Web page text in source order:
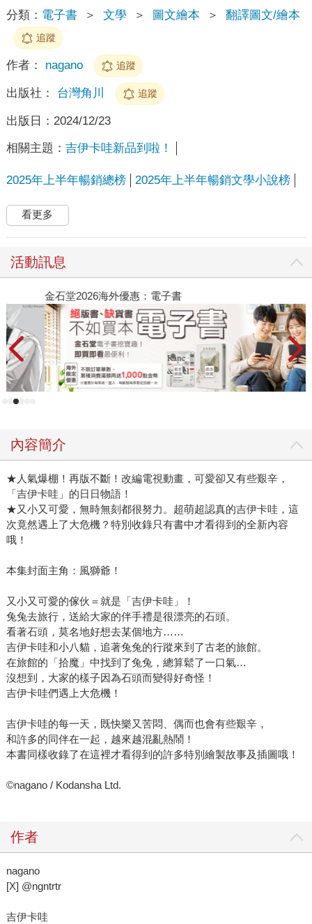
分類： 電子書 ＞ 文學 ＞ 圖文繪本 ＞ 翻譯圖文/繪本
追蹤
作者： nagano 追蹤
出版社： 台灣角川 追蹤
出版日： 2024/12/23
相關主題： 吉伊卡哇新品到啦！
2025年上半年暢銷總榜 2025年上半年暢銷文學小說榜
看更多
活動訊息
金石堂2026海外優惠：電子書
覺
內容簡介
★人氣爆棚！再版不斷！改編電視動畫，可愛卻又有些艱辛，
「吉伊卡哇」的日日物語！
★又小又可愛，無時無刻都很努力。超萌超認真的吉伊卡哇，這
次竟然遇上了大危機？特別收錄只有書中才看得到的全新內容
哦！
本集封面主角：風獅爺！
又小又可愛的傢伙＝就是「吉伊卡哇」！
兔兔去旅行，送給大家的伴手禮是很漂亮的石頭。
看著石頭，莫名地好想去某個地方……
吉伊卡哇和小八貓，追著兔兔的行蹤來到了古老的旅館。
在旅館的「拾魔」中找到了兔兔，總算鬆了一口氣…
沒想到，大家的樣子因為石頭而變得好奇怪！
吉伊卡哇們遇上大危機！
吉伊卡哇的每一天，既快樂又苦悶、偶而也會有些艱辛，
和許多的同伴在一起，越來越混亂熱鬧！
本書同樣收錄了在這裡才看得到的許多特別繪製故事及插圖哦！
©nagano / Kodansha Ltd.
作者
nagano
[X] @ngntrtr
吉伊卡哇